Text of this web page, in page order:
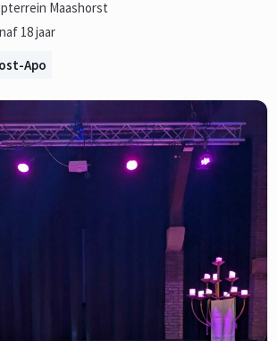
Maashorst
18 jaar
Apo